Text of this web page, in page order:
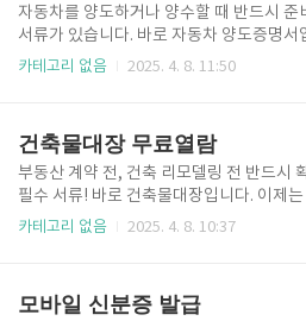
할 수 있습니다. 홈페이지 접속: 하이플러
불카드 등 카드사 사이트에 접속합니다.로
원가입 후, 카드 등록 메뉴에서 카드번호,
용자 정보를 입력합니다.본인인증을 거쳐
접 등록하는 것도 ..
자동차를 양도하거나 양수할 때 반드시 준
서류가 있습니다. 바로 자동차 양도증명서
류는 단순한 계약서를 넘어 소유권 이전의
동차양도증명서 발급 1. 자동차 양도증명
자동차 양도증명서는 소유권 이전을 증명
서로, 발급은 온라인과 오프라인 모두 가능
전후 법적 책임 분쟁을 피하기 위해 반드시
야 합니다. ■ 온라인 발급 집에서 간편하게
합니다. 사이트 접속..
카테고리 없음 2025. 4. 8. 11:50
건축물대장 무료열람
부동산 계약 전, 건축 리모델링 전 반드시
필수 서류! 바로 건축물대장입니다. 이제
24에서 무료로 열람할 수 있으니 실제 사용
니다. 부동산 거래, 세금 신고, 리모델링 등
카테고리 없음 2025. 4. 8. 10:37
모바일 신분증 발급